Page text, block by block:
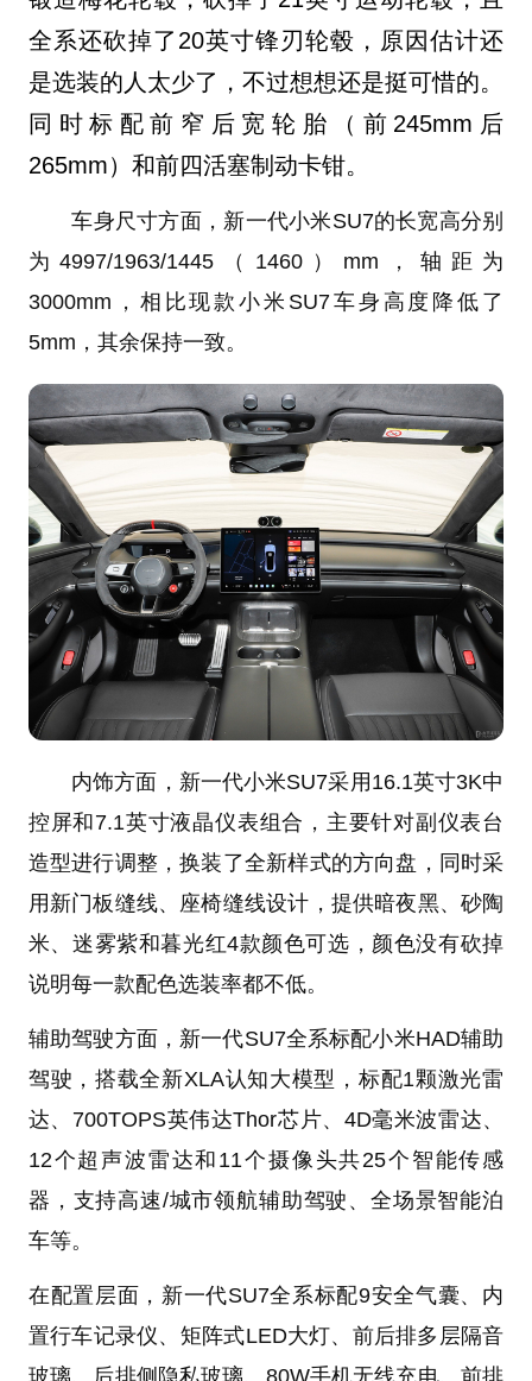
全系还砍掉了20英寸锋刃轮毂，原因估计还
是选装的人太少了，不过想想还是挺可惜的。
同时标配前窄后宽轮胎（前245mm后
265mm）和前四活塞制动卡钳。
车身尺寸方面，新一代小米SU7的长宽高分别
为4997/1963/1445（1460）mm，轴距为
3000mm，相比现款小米SU7车身高度降低了
5mm，其余保持一致。
内饰方面，新一代小米SU7采用16.1英寸3K中
控屏和7.1英寸液晶仪表组合，主要针对副仪表台
造型进行调整，换装了全新样式的方向盘，同时采
用新门板缝线、座椅缝线设计，提供暗夜黑、砂陶
米、迷雾紫和暮光红4款颜色可选，颜色没有砍掉
说明每一款配色选装率都不低。
辅助驾驶方面，新一代SU7全系标配小米HAD辅助
驾驶，搭载全新XLA认知大模型，标配1颗激光雷
达、700TOPS英伟达Thor芯片、4D毫米波雷达、
12个超声波雷达和11个摄像头共25个智能传感
器，支持高速/城市领航辅助驾驶、全场景智能泊
车等。
在配置层面，新一代SU7全系标配9安全气囊、内
置行车记录仪、矩阵式LED大灯、前后排多层隔音